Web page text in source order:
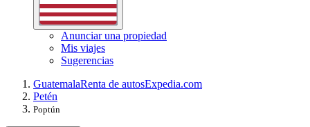
Anunciar una propiedad
Mis viajes
Sugerencias
GuatemalaRenta de autosExpedia.com
Petén
Poptún